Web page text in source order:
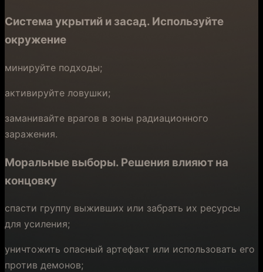
Система укрытий и засад. Используйте
окружение
минируйте подходы;
активируйте ловушки;
заманивайте врагов в зоны радиационного
заражения.
Моральные выборы. Решения влияют на
концовку
спасти группу выживших или забрать их ресурсы
для усиления;
уничтожить опасный артефакт или использовать его
против демонов;